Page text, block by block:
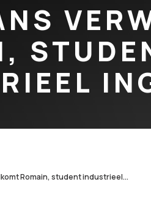
Romain, student industrieel...